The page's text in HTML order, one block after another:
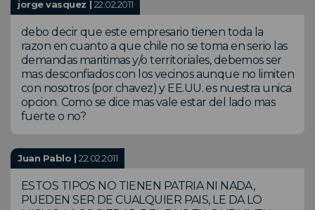
jorge vasquez | 22.02.2011
debo decir que este empresario tienen toda la
razon en cuanto a que chile no se toma en serio las
demandas maritimas y/o territoriales, debemos ser
mas desconfiados con los vecinos aunque no limiten
con nosotros (por chavez) y EE.UU. es nuestra unica
opcion. Como se dice mas vale estar del lado mas
fuerte o no?
Juan Pablo |22.02.2011
ESTOS TIPOS NO TIENEN PATRIA NI NADA,
PUEDEN SER DE CUALQUIER PAIS, LE DA LO